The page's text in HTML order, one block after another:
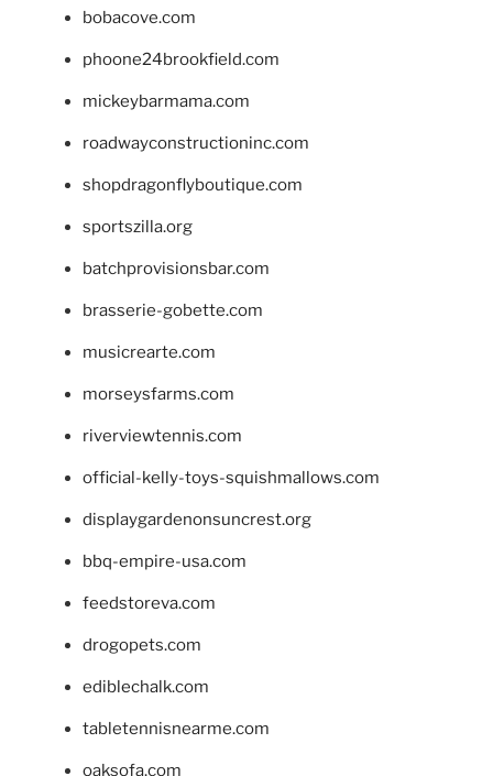
bobacove.com
phoone24brookfield.com
mickeybarmama.com
roadwayconstructioninc.com
shopdragonflyboutique.com
sportszilla.org
batchprovisionsbar.com
brasserie-gobette.com
musicrearte.com
morseysfarms.com
riverviewtennis.com
official-kelly-toys-squishmallows.com
displaygardenonsuncrest.org
bbq-empire-usa.com
feedstoreva.com
drogopets.com
ediblechalk.com
tabletennisnearme.com
oaksofa.com